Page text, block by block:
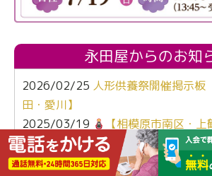
永田屋からのお知
2026/02/25 人形供養祭開催掲示板
田・愛川】
2025/03/19
【相模原市南区・
祭開催】断捨離・大掃除・思い出整
ベント